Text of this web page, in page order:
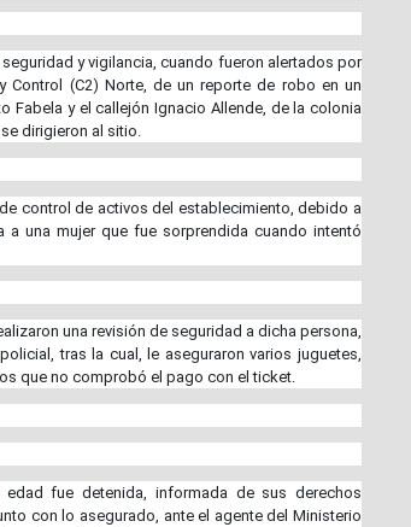
y vigilancia, cuando fueron alertados por
Control (C2) Norte, de un reporte de robo en un
Fabela y el callejón Ignacio Allende, de la colonia
dirigieron al sitio.
control de activos del establecimiento, debido a
una mujer que fue sorprendida cuando intentó
una revisión de seguridad a dicha persona,
tras la cual, le aseguraron varios juguetes,
que no comprobó el pago con el ticket.
fue detenida, informada de sus derechos
con lo asegurado, ante el agente del Ministerio